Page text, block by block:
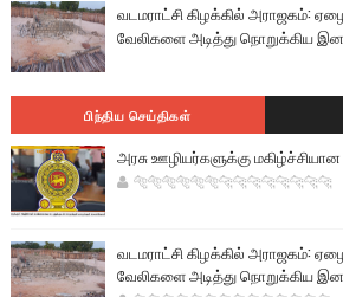
வடமராட்சி கிழக்கில் அராஜகம்:
வேலிகளை அடித்து நொறுக்கிய
பிந்திய செய்திகள்
அரசு ஊழியர்களுக்கு
🐅🐅🐅🐅🐅🐅🐆🐆🐆🐆🐆🐆🐆🐆
வடமராட்சி கிழக்கில் அராஜகம்:
வேலிகளை அடித்து நொறுக்கிய